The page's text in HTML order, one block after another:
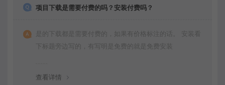
项目下载是需要付费的吗？安装付费吗？
是的下载都是需要付费的，如果有价格标注的话。 安装看
下标题旁边写的，有写明是免费的就是免费安装
查看详情